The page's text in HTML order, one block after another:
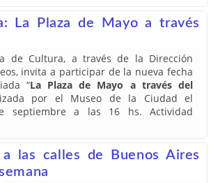
La Plaza de Mayo a través
de Cultura, a través de la Dirección
invita a participar de la nueva fecha
“La Plaza de Mayo a través del
por el Museo de la Ciudad el
septiembre a las 16 hs. Actividad
las calles de Buenos Aires